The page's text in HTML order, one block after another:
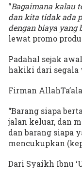
“Bagaimana kalau
dan kita tidak ada
dengan biaya yang
lewat promo
Padahal sejak
hakiki dari segala
Firman
“Barang siapa
jalan keluar, dan
dan barang siapa
mencukupkan
Dari Syaikh Ibnu